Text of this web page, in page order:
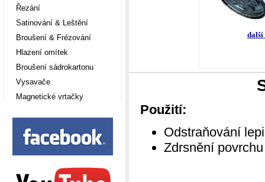
Řezání
Satinování & Leštění
Broušení & Frézování
Hlazení omítek
Broušení sádrokartonu
Vysavače
Magnetické vrtačky
další
Použití:
Odstraňování
Zdrsnění povrchu